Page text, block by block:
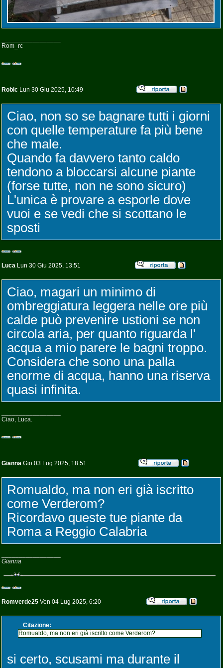
Rom_rc
Robic Lun 30 Giu 2025, 10:49
Ciao, non so se bagnare tutti i giorni
con quelle temperature fa più bene
che male.
Quando fa davvero tanto caldo
tendono a bloccarsi alcune piante
(forse tutte, non ne sono sicuro)
L'unica è provare a esporle dove
vuoi e se vedi che si scottano le
sposti
Luca Lun 30 Giu 2025, 13:51
Ciao, magari un minimo di
ombreggiatura leggera nelle ore più
calde può prevenire ustioni se non
circola aria, per quanto riguarda l'
acqua a mio parere le bagni troppo.
Considera che sono una palla
enorme di acqua, hanno una riserva
quasi infinita.
Ciao, Luca.
Gianna Gio 03 Lug 2025, 18:51
Romualdo, ma non eri già iscritto
come Verderom?
Ricordavo queste tue piante da
Roma a Reggio Calabria
Gianna
Romverde25 Ven 04 Lug 2025, 6:20
Citazione:
Romualdo, ma non eri già iscritto come Verderom?
si certo, scusami ma durante il